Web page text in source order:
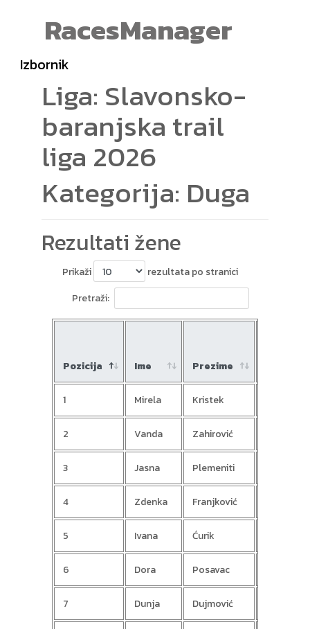
RacesManager
Izbornik
Liga: Slavonsko-
baranjska trail
liga 2026
Kategorija: Duga
Rezultati žene
Prikaži
rezultata po stranici
Pretraži:
Pozicija Ime Prezime
1 Mirela Kristek
2 Vanda Zahirović
3 Jasna Plemeniti
4 Zdenka Franjković
5 Ivana Ćurik
6 Dora Posavac
7 Dunja Dujmović